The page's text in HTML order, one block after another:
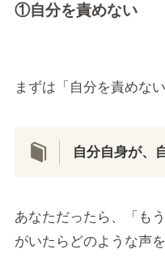
①自分を責めない
まずは「自分を責めない
自分自身が、
あなただったら、「も
がいたらどのような声